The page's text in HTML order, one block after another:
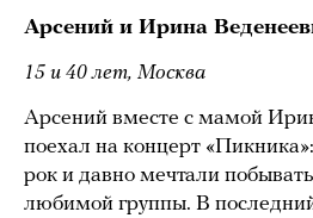
Арсений и Ирина
15 и 40 лет, Москва
Арсений вместе с мамой
поехал на концерт
рок и давно мечтали
любимой группы. В